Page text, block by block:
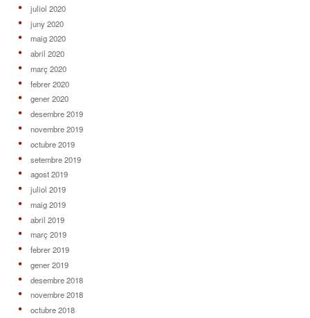
juliol 2020
juny 2020
maig 2020
abril 2020
març 2020
febrer 2020
gener 2020
desembre 2019
novembre 2019
octubre 2019
setembre 2019
agost 2019
juliol 2019
maig 2019
abril 2019
març 2019
febrer 2019
gener 2019
desembre 2018
novembre 2018
octubre 2018